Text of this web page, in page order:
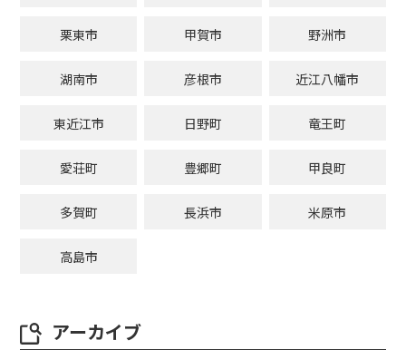
栗東市 甲賀市 野洲市
湖南市 彦根市 近江八幡市
東近江市 日野町 竜王町
愛荘町 豊郷町 甲良町
多賀町 長浜市 米原市
高島市
アーカイブ